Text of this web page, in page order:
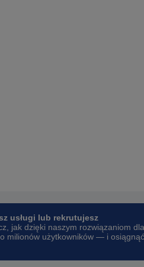
usługi lub rekrutujesz
jak dzięki naszym rozwiązaniom dla
milionów użytkowników — i osiągnąć